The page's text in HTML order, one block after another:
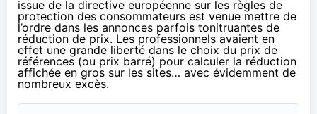
issue de la directive européenne sur les règles de
protection des consommateurs est venue mettre de
l’ordre dans les annonces parfois tonitruantes de
réduction de prix. Les professionnels avaient en
effet une grande liberté dans le choix du prix de
références (ou prix barré) pour calculer la réduction
affichée en gros sur les sites… avec évidemment de
nombreux excès.